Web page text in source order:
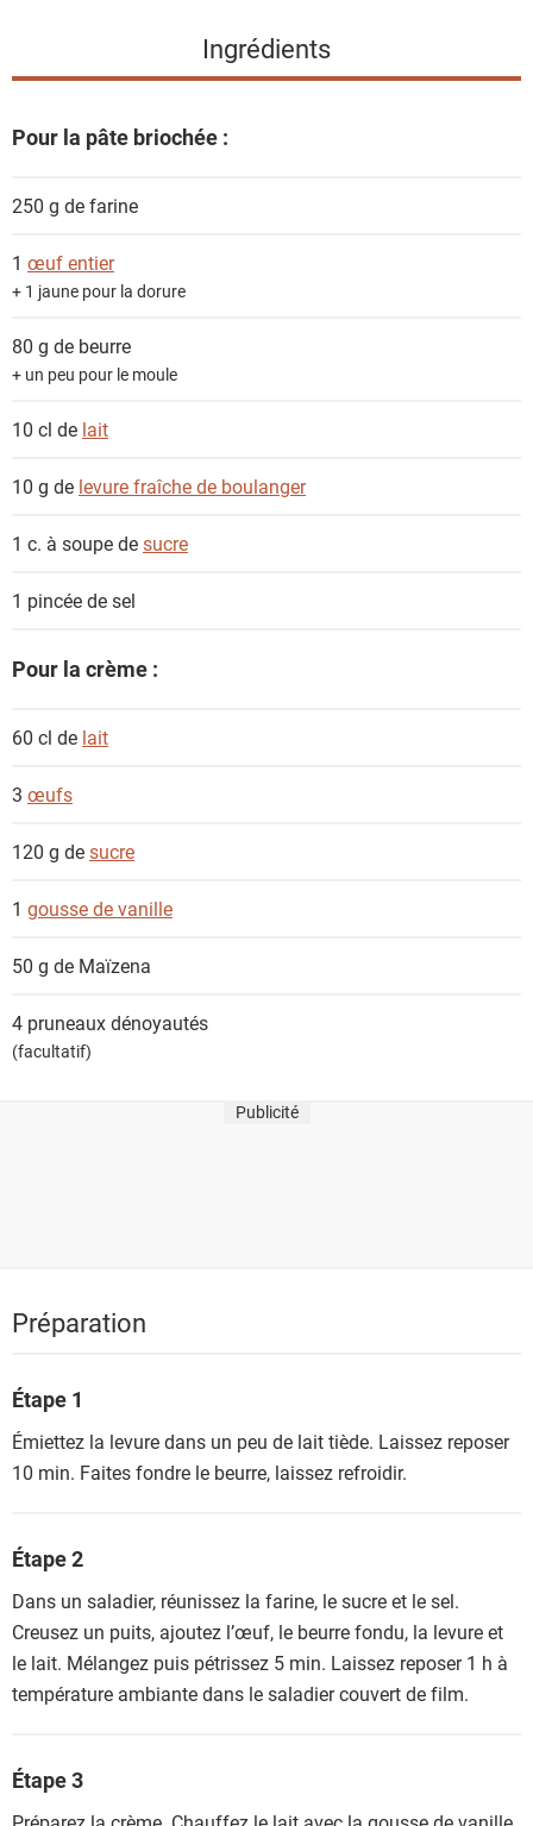
d
n
Ingrédients
Pour la pâte briochée :
250 g defarine
1 œuf entier
+ 1 jaune pour la dorure
80 g de beurre
+ un peu pour le moule
10 cl de lait
10 g de levure fraîche de boulanger
1 c. à soupe desucre
1 pincée desel
Pour la crème :
60 cl de lait
3 œufs
120 g desucre
1 gousse de vanille
50 g de Maïzena
4 pruneaux dénoyautés
(facultatif)
Publicité
Préparation
Étape 1
Émiettez la levure dans un peu de lait tiède. Laissez reposer
10 min. Faites fondre le beurre, laissez refroidir.
Étape 2
Dans un saladier, réunissez la farine, le sucre et le sel.
Creusez un puits, ajoutez l’œuf, le beurre fondu, la levure et
le lait. Mélangez puis pétrissez 5 min. Laissez reposer 1 h à
température ambiante dans le saladier couvert de film.
Étape 3